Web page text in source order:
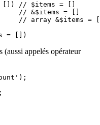
[]) // $items = []
(aussi appelés opérateur